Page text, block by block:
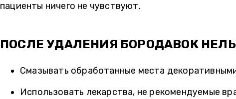
пациенты ничего не чувствуют.
ПОСЛЕ УДАЛЕНИЯ БОРОДАВОК
Смазывать обработанные места
Использовать лекарства, не рекомендуемые